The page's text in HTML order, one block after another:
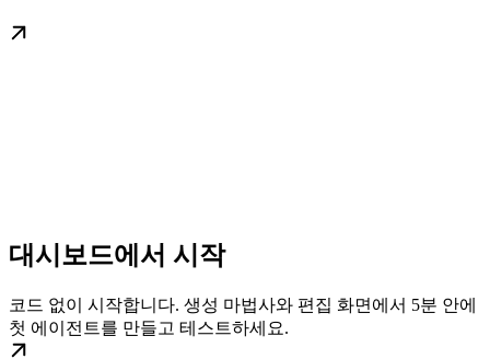
대시보드에서 시작
코드 없이 시작합니다. 생성 마법사와 편집 화면에서 5분 안에
첫 에이전트를 만들고 테스트하세요.